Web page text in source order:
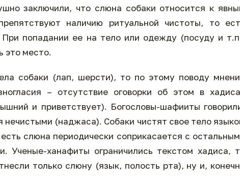
заключили, что слюна собаки относится к
наличию ритуальной чистоты, то
При попадании ее на тело или одежду (посуду и
это место.
собаки (лап, шерсти), то по этому поводу
– отсутствие оговорки об этом в
и приветствует). Богословы-шафииты
нечистыми (наджаса). Собаки чистят свое тело
слюна периодически соприкасается с
Ученые-ханафиты ограничились текстом хадиса,
только слюну (язык, полость рта), ну и,